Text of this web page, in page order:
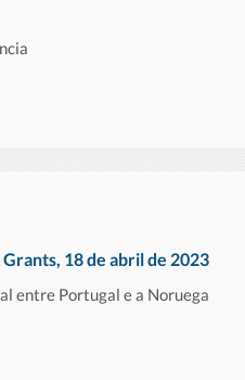
18 de abril de 2023
entre Portugal e a Noruega